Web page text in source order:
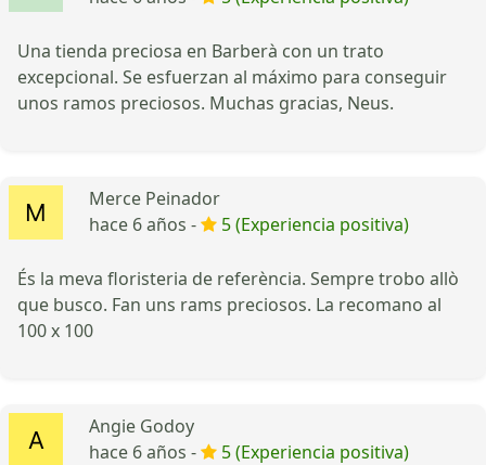
Una tienda preciosa en Barberà con un trato
excepcional. Se esfuerzan al máximo para conseguir
unos ramos preciosos. Muchas gracias, Neus.
Merce Peinador
hace 6 años -
5 (Experiencia positiva)
És la meva floristeria de referència. Sempre trobo allò
que busco. Fan uns rams preciosos. La recomano al
100 x 100
Angie Godoy
hace 6 años -
5 (Experiencia positiva)